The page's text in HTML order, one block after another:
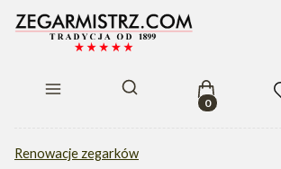
Otwórz wyszukiwarkę
Produkty w
Renowacje zegarków